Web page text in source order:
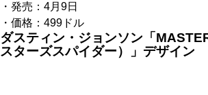
・発売：4月9日
・価格：499ドル
ダスティン・ジョンソン「
スターズスパイダー）」デザイン